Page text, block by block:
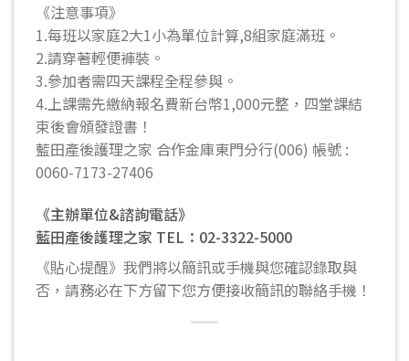
《注意事項》
1.每班以家庭2大1小為單位計算,8組家庭滿班。
2.請穿著輕便褲裝。
3.參加者需四天課程全程參與。
4.上課需先繳納報名費新台幣1,000元整，四堂課結
束後會頒發證書！
藍田產後護理之家 合作金庫東門分行(006) 帳號 :
0060-7173-27406
《主辦單位&諮詢電話》
藍田產後護理之家 TEL：02-3322-5000
《貼心提醒》我們將以簡訊或手機與您確認錄取與
否，請務必在下方留下您方便接收簡訊的聯絡手機！